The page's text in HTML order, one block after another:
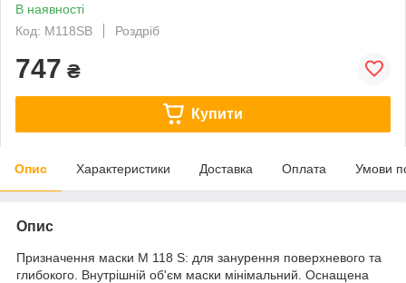
В наявності
Код: М118SB
Роздріб
747 ₴
Купити
Опис Характеристики Доставка Оплата Умови
Опис
Призначення маски М 118 S: для занурення поверхневого та
глибокого. Внутрішній об'єм маски мінімальний. Оснащена